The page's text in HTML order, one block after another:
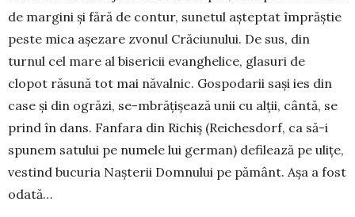
de margini și fără de contur, sunetul așteptat îm­prăș­tie
peste mica așezare zvonul Crăciunului. De sus, din
turnul cel mare al bisericii evan­ghe­lice, glasuri de
clopot răsună tot mai năvalnic. Gospodarii sași ies din
case și din ogrăzi, se-mbră­țișează unii cu alții, cântă, se
prind în dans. Fanfara din Richiș (Reichesdorf, ca să-i
spunem satului pe numele lui german) defilează pe ulițe,
vestind bucuria Nașterii Domnului pe pământ. Așa a fost
odată…